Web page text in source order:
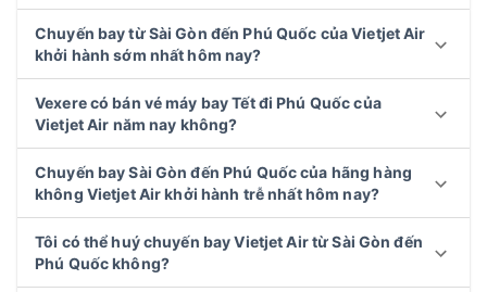
Chuyến bay từ Sài Gòn đến Phú Quốc của Vietjet Air
khởi hành sớm nhất hôm nay?
Vexere có bán vé máy bay Tết đi Phú Quốc của
Vietjet Air năm nay không?
Chuyến bay Sài Gòn đến Phú Quốc của hãng hàng
không Vietjet Air khởi hành trễ nhất hôm nay?
Tôi có thể huý chuyến bay Vietjet Air từ Sài Gòn đến
Phú Quốc không?